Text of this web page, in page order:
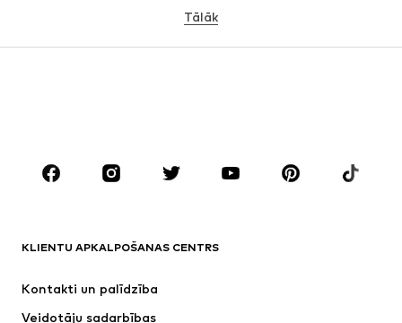
Apakšveļa
Svārki
Blūzes un tunikas
Aksesuāri
Premium
Jaunumi
Šobrīd populāri
Tālāk
KLIENTU APKALPOŠANAS CENTRS
Kontakti un palīdzība
Veidotāju sadarbības